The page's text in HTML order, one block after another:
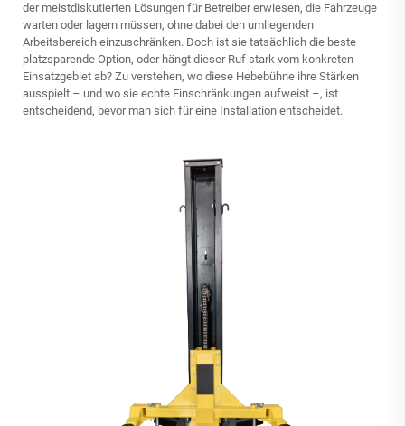
der meistdiskutierten Lösungen für Betreiber erwiesen, die Fahrzeuge
warten oder lagern müssen, ohne dabei den umliegenden
Arbeitsbereich einzuschränken. Doch ist sie tatsächlich die beste
platzsparende Option, oder hängt dieser Ruf stark vom konkreten
Einsatzgebiet ab? Zu verstehen, wo diese Hebebühne ihre Stärken
ausspielt – und wo sie echte Einschränkungen aufweist –, ist
entscheidend, bevor man sich für eine Installation entscheidet.